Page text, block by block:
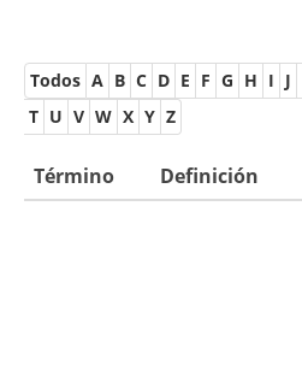
Todos A B C D E F G H I J
T U V W X Y Z
Término Definición